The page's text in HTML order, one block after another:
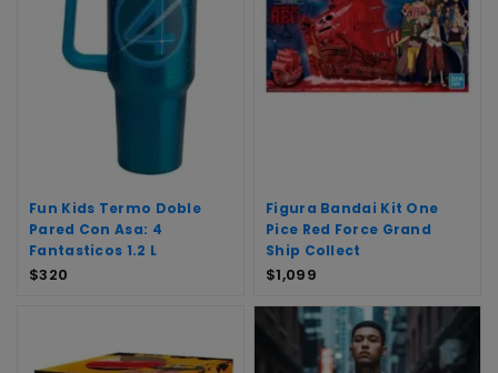
Fun Kids Termo Doble
Pared Con Asa: 4
Fantasticos 1.2 L
$320
Figura Bandai Kit One
Pice Red Force Grand
Ship Collect
$1,099